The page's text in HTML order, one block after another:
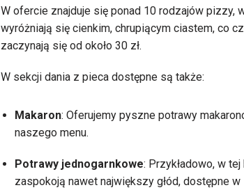
W ofercie znajduje się ponad 10 rodzajów pizzy,
wyróżniają się cienkim, chrupiącym ciastem, co
zaczynają się od około 30 zł.
W sekcji dania z pieca dostępne są także:
Makaron: Oferujemy pyszne potrawy
naszego menu.
Potrawy jednogarnkowe: Przykładowo, w
zaspokoją nawet największy głód, dostępne